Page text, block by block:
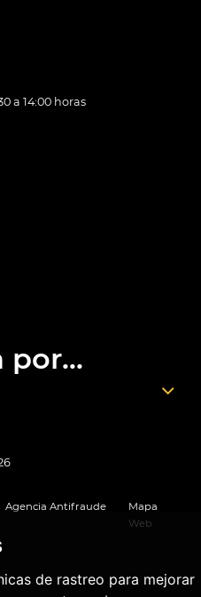
de rastreo para mejorar
a 14:00 horas
por...
Agencia Antifraude
Mapa
Web